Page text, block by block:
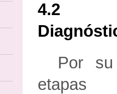
4.2
Por
etapas